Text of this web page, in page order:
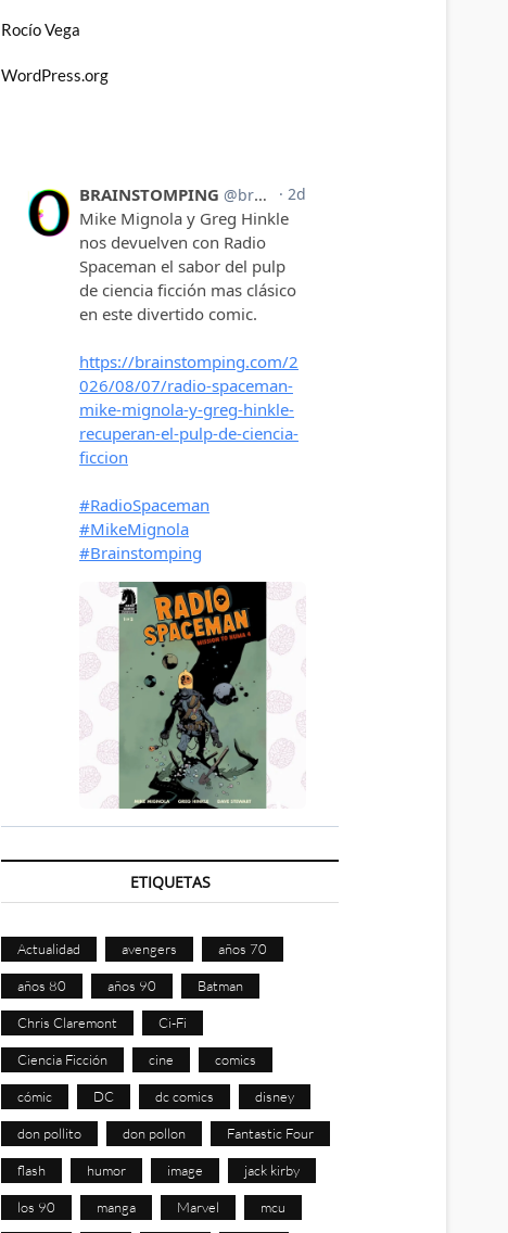
Rocío Vega
WordPress.org
ETIQUETAS
Actualidad avengers años 70
años 80 años 90 Batman
Chris Claremont Ci-Fi
Ciencia Ficción cine comics
cómic DC dc comics disney
don pollito don pollon Fantastic Four
flash humor image jack kirby
los 90 manga Marvel mcu